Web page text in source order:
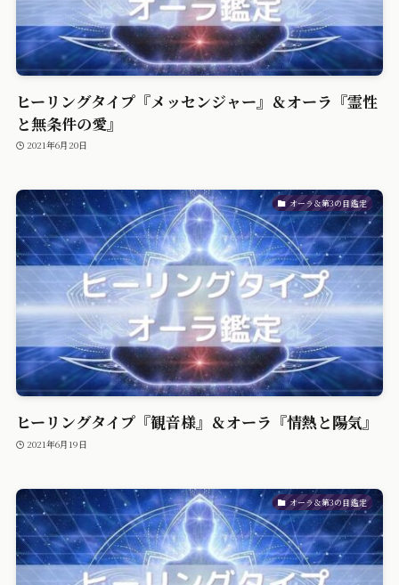
ヒーリングタイプ『メッセンジャー』＆オーラ『霊性
と無条件の愛』
2021年6月20日
オーラ＆第3の目鑑定
ヒーリングタイプ『観音様』＆オーラ『情熱と陽気』
2021年6月19日
オーラ＆第3の目鑑定